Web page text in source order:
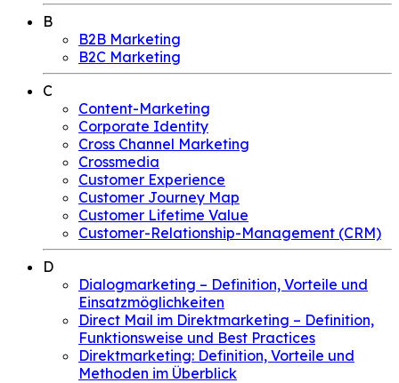
B
B2B Marketing
B2C Marketing
C
Content-Marketing
Corporate Identity
Cross Channel Marketing
Crossmedia
Customer Experience
Customer Journey Map
Customer Lifetime Value
Customer-Relationship-Management (CRM)
D
Dialogmarketing – Definition, Vorteile und
Einsatzmöglichkeiten
Direct Mail im Direktmarketing – Definition,
Funktionsweise und Best Practices
Direktmarketing: Definition, Vorteile und
Methoden im Überblick